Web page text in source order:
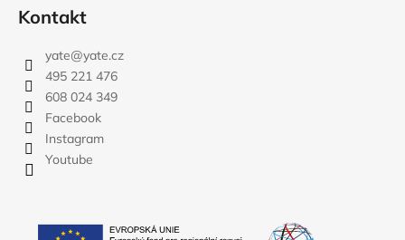
Kontakt
yate@yate.cz
495 221 476
608 024 349
Facebook
Instagram
Youtube